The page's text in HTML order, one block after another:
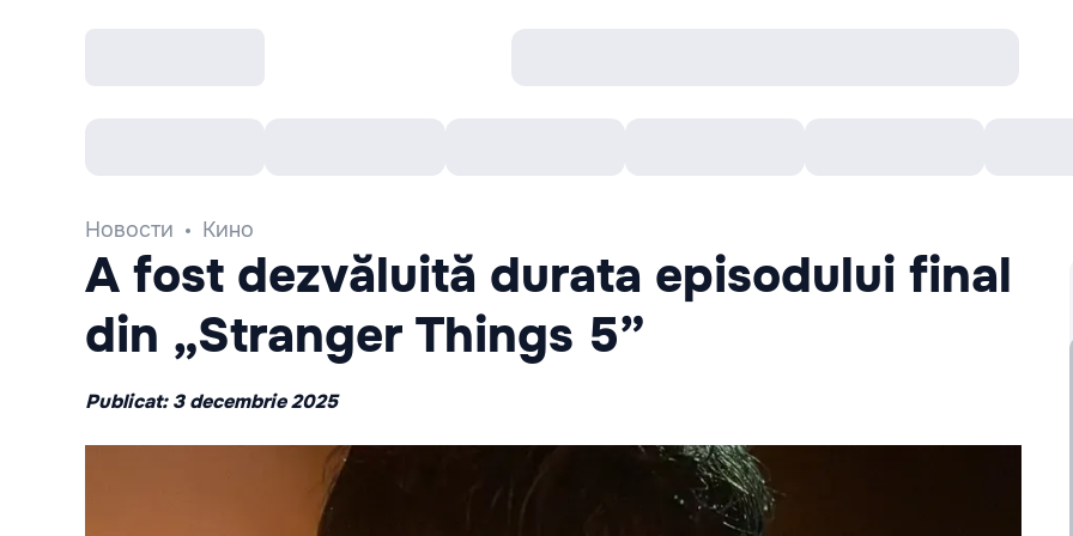
Новости Кино
A fost dezvăluită durata episodului final
din „Stranger Things 5”
Publicat: 3 decembrie 2025